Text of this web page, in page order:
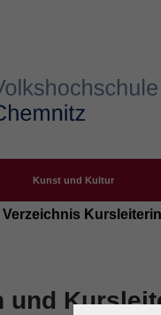
Kunst und Kultur
Verzeichnis
und